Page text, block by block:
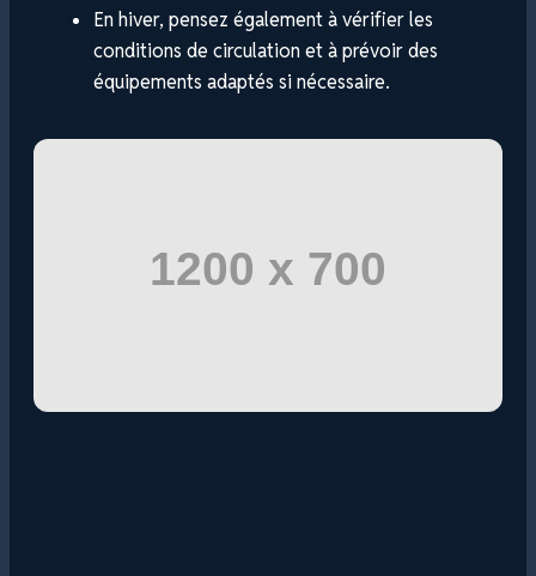
En hiver, pensez également à vérifier les
conditions de circulation et à prévoir des
équipements adaptés si nécessaire.